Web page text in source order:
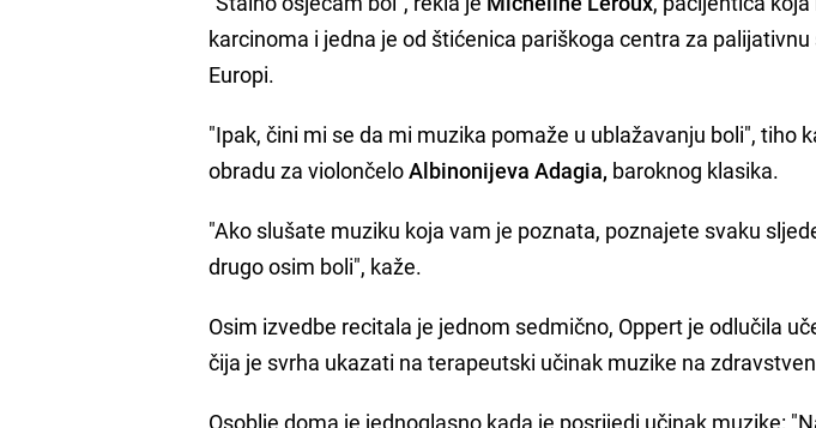
karcinoma i jedna je od štićenica pariškoga centra za
Europi.
"Ipak, čini mi se da mi muzika pomaže u ublažavanju boli", tiho
obradu za violončeloAlbinonijeva Adagia, baroknog klasika.
"Ako slušate muziku koja vam je poznata, poznajete svaku
drugo osim boli", kaže.
Osim izvedbe recitala je jednom sedmično, Oppert je odlučila
čija je svrha ukazati na terapeutski učinak muzike na
Osoblje doma je jednoglasno kada je posrijedi učinak muzike: